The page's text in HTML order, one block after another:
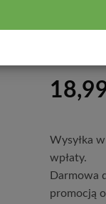
Wysyłka
wpłaty.
Darmowa
promocją